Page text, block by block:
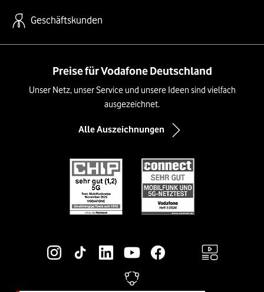
Geschäftskunden
Preise für Vodafone Deutschland
Unser Netz, unser Service und unsere Ideen sind vielfach
ausgezeichnet.
Alle Auszeichnungen
Social-Media-Links